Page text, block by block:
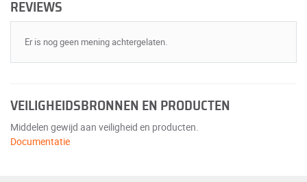
REVIEWS
Er is nog geen mening achtergelaten.
VEILIGHEIDSBRONNEN EN PRODUCTEN
Middelen gewijd aan veiligheid en producten.
Documentatie